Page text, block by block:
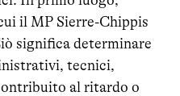
il MP Sierre-Chippis
significa determinare
tecnici,
al ritardo o